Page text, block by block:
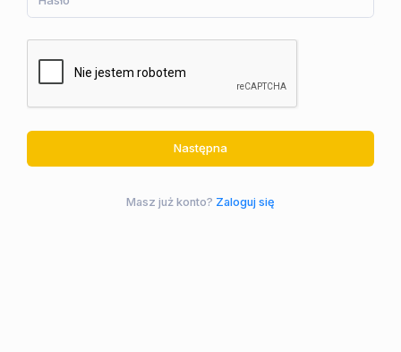
Następna
Masz już konto? Zaloguj się